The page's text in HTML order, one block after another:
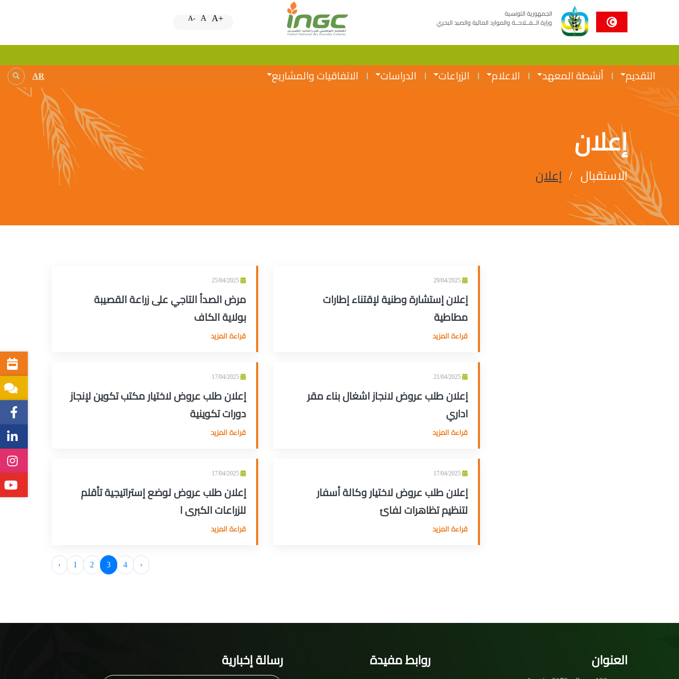
الجمهورية التونسية
وزارة الــفــلاحــة والموارد المائية والصيد البحري
A- A A+
التقديم أنشطة المعهد الاعلام الزراعات الدراسات الاتفاقيات والمشاريع AR
إعلان
الاستقبال إعلان
29/04/2025
إعلان إستشارة وطنية لإقتناء إطارات
مطاطية
قراءة المزيد
25/04/2025
مرض الصدأ التاجي على زراعة القصيبة
بولاية الكاف
قراءة المزيد
21/04/2025
إعلان طلب عروض لانجاز اشغال بناء مقر
اداري
قراءة المزيد
17/04/2025
إعلان طلب عروض لاختيار مكتب تكوين لإنجاز
دورات تكوينية
قراءة المزيد
17/04/2025
إعلان طلب عروض لاختيار وكالة أسفار
لتنظيم تظاهرات لفائ
قراءة المزيد
17/04/2025
إعلان طلب عروض لوضع إستراتيجية تأقلم
للزراعات الكبرى ا
قراءة المزيد
‹ 1 2 3 4 ›
العنوان روابط مفيدة رسالة إخبارية